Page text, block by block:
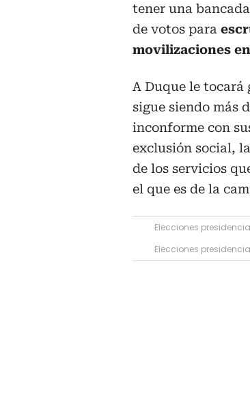
tener una
de votos para
movilizaciones
A Duque le tocará
sigue siendo más
inconforme con
exclusión social,
de los servicios
el que es de la
Elecciones
Elecciones